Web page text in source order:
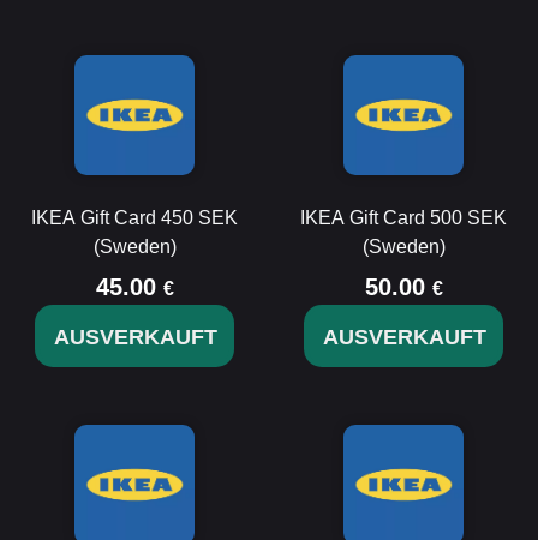
IKEA Gift Card 450 SEK
(Sweden)
45.00 €
AUSVERKAUFT
IKEA Gift Card 500 SEK
(Sweden)
50.00 €
AUSVERKAUFT